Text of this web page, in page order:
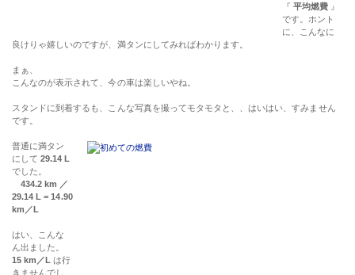
『平均燃費 』
です。ホント
に、こんなに
良けりゃ嬉しいのですが、満タンにしてみればわかります。
まぁ、
こんなのが表示されて、今の車は楽しいやね。
スタンドに到着するも、こんな写真を撮ってモタモタと、、はいはい、すみません
です。
普通に満タン
にして29.14 L
でした。
434.2 km ／
29.14 L = 14.90
km／L
はい、こんな
ん出ました。
15 km／L は行
きませんでし